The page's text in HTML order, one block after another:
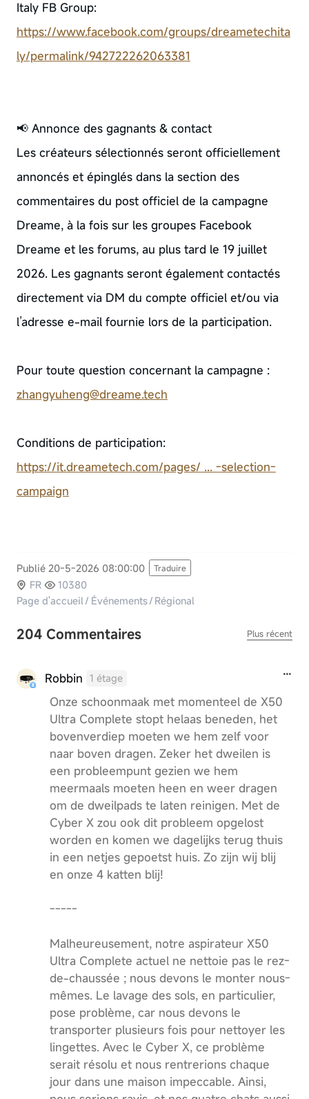
Italy FB Group:
https://www.facebook.com/groups/dreametechita
ly/permalink/942722262063381
📢 Annonce des gagnants & contact
Les créateurs sélectionnés seront officiellement
annoncés et épinglés dans la section des
commentaires du post officiel de la campagne
Dreame, à la fois sur les groupes Facebook
Dreame et les forums, au plus tard le 19 juillet
2026. Les gagnants seront également contactés
directement via DM du compte officiel et/ou via
l’adresse e-mail fournie lors de la participation.
Pour toute question concernant la campagne :
zhangyuheng@dreame.tech
Conditions de participation:
https://it.dreametech.com/pages/ ... -selection-
campaign
Publié 20-5-2026 08:00:00 Traduire
FR
10380
Page d'accueil/ Événements/ Régional
204 Commentaires Plus récent
Robbin 1 étage
Onze schoonmaak met momenteel de X50
Ultra Complete stopt helaas beneden, het
bovenverdiep moeten we hem zelf voor
naar boven dragen. Zeker het dweilen is
een probleempunt gezien we hem
meermaals moeten heen en weer dragen
om de dweilpads te laten reinigen. Met de
Cyber X zou ook dit probleem opgelost
worden en komen we dagelijks terug thuis
in een netjes gepoetst huis. Zo zijn wij blij
en onze 4 katten blij!
-----
Malheureusement, notre aspirateur X50
Ultra Complete actuel ne nettoie pas le rez-
de-chaussée ; nous devons le monter nous-
mêmes. Le lavage des sols, en particulier,
pose problème, car nous devons le
transporter plusieurs fois pour nettoyer les
lingettes. Avec le Cyber ​​X, ce problème
serait résolu et nous rentrerions chaque
jour dans une maison impeccable. Ainsi,